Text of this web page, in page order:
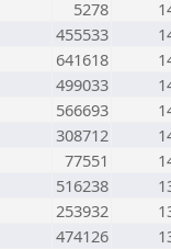
5278
455533
641618
499033
566693
308712
77551
516238
253932
474126